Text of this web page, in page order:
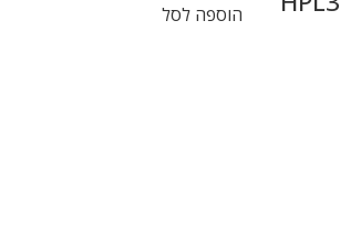
הוספה לסל